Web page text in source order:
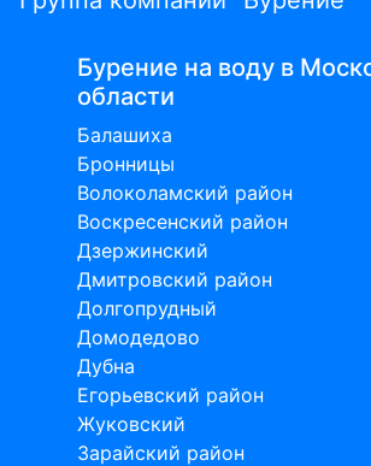
Бурение на воду в
области
Балашиха
Бронницы
Волоколамский район
Воскресенский район
Дзержинский
Дмитровский район
Долгопрудный
Домодедово
Дубна
Егорьевский район
Жуковский
Зарайский район